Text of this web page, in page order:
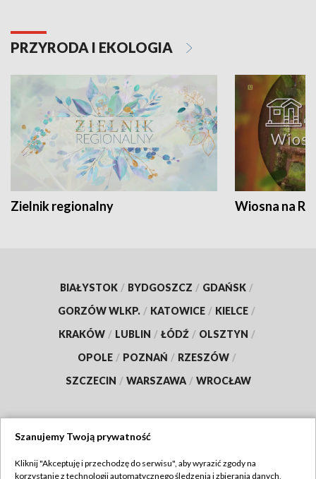
PRZYRODA I EKOLOGIA
Zielnik regionalny Wiosna na
BIAŁYSTOK / BYDGOSZCZ / GDAŃSK /
GORZÓW WLKP. / KATOWICE / KIELCE /
KRAKÓW / LUBLIN / ŁÓDŹ / OLSZTYN /
OPOLE / POZNAŃ / RZESZÓW /
SZCZECIN / WARSZAWA / WROCŁAW
Szanujemy Twoją prywatność
Kliknij "Akceptuję i przechodzę do serwisu", aby wyrazić zgody na
korzystanie z technologii automatycznego śledzenia i zbierania danych,